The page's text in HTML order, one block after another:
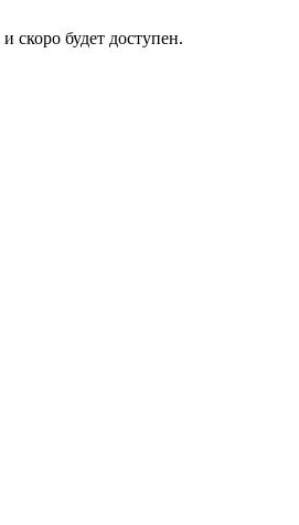
скоро будет доступен.